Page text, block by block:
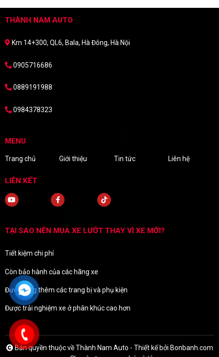
THÀNH NAM AUTO
Km 14+300, QL6, Bala, Hà Đông, Hà Nội
0905716686
0889191988
0984378323
MENU
Trang chủ Giới thiệu Tin tức Liên hệ
LIÊN KẾT
TẠI SAO NÊN MUA XE LƯỚT THAY VÌ XE MỚI?
Tiết kiệm chi phí
Còn bảo hành của các hãng xe
Được tặng thêm các trang bị và phụ kiện
Được trải nghiệm xe ở phân khúc cao hơn
Bản quyền thuộc về Thành Nam Auto - Thiết kế bởi Bonbanh.com